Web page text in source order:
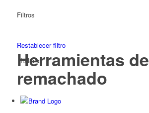
Italiano
Filtros
Restablecer filtro
Herramientas de
remachado